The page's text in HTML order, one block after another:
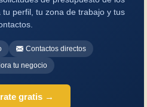
perfil, tu zona de trabajo y tus
Contactos directos
tu negocio
gratis →